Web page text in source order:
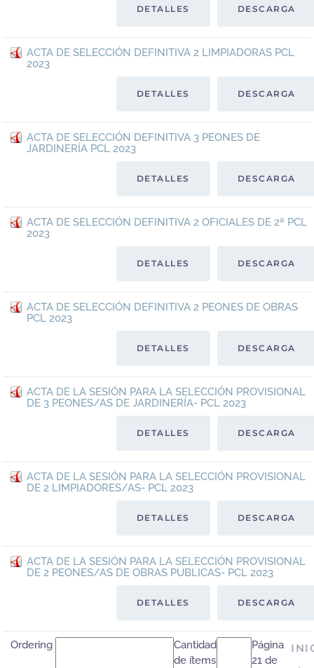
DESCARGA
DETALLES
ACTA DE SELECCIÓN DEFINITIVA 2 LIMPIADORAS PCL
2023
DESCARGA
DETALLES
ACTA DE SELECCIÓN DEFINITIVA 3 PEONES DE
JARDINERÍA PCL 2023
DESCARGA
DETALLES
ACTA DE SELECCIÓN DEFINITIVA 2 OFICIALES DE 2ª PCL
2023
DESCARGA
DETALLES
ACTA DE SELECCIÓN DEFINITIVA 2 PEONES DE OBRAS
PCL 2023
DESCARGA
DETALLES
ACTA DE LA SESIÓN PARA LA SELECCIÓN PROVISIONAL
DE 3 PEONES/AS DE JARDINERÍA- PCL 2023
DESCARGA
DETALLES
ACTA DE LA SESIÓN PARA LA SELECCIÓN PROVISIONAL
DE 2 LIMPIADORES/AS- PCL 2023
DESCARGA
DETALLES
ACTA DE LA SESIÓN PARA LA SELECCIÓN PROVISIONAL
DE 2 PEONES/AS DE OBRAS PUBLICAS- PCL 2023
DESCARGA
DETALLES
Ordering
Cantidad
de ítems
Página
21 de